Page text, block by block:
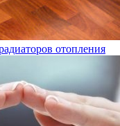
отопления